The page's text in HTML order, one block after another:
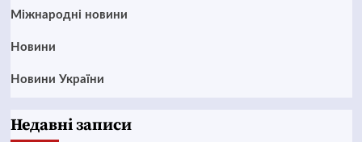
Міжнародні новини
Новини
Новини України
Недавні записи